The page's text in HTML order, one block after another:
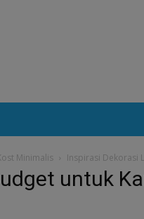
Minimalis Inspirasi Dekorasi
untuk